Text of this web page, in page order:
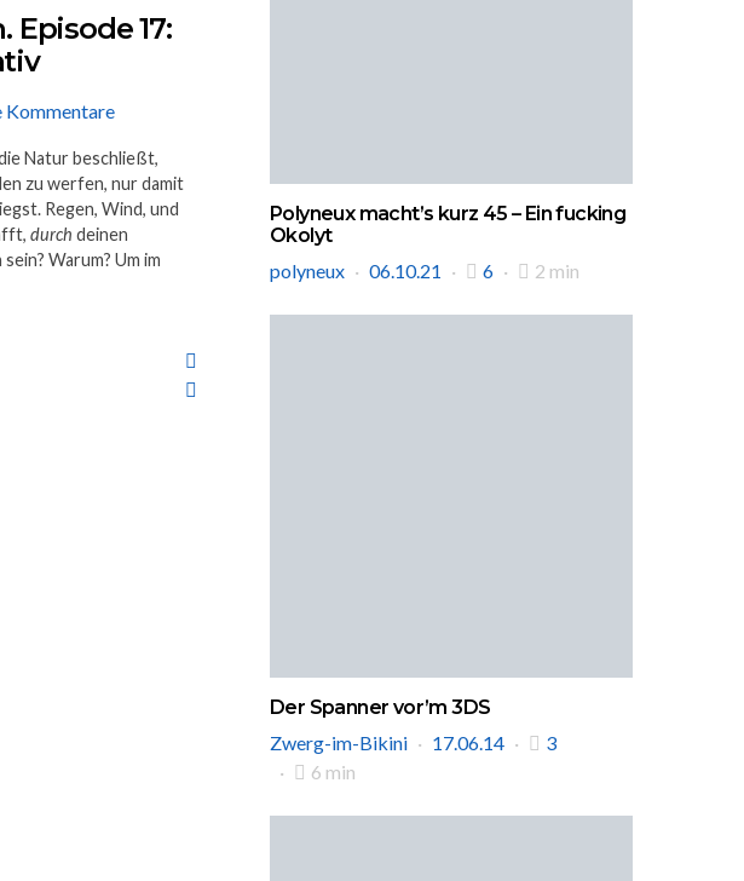
17:
Kommentare
Natur beschließt,
zu werfen, nur damit
Regen, Wind, und
durch deinen
Warum? Um im
Polyneux macht’s kurz 45 – Ein fucking
Okolyt
polyneux
06.10.21 6 2 min
Der Spanner vor’m 3DS
Zwerg-im-Bikini
17.06.14
3
6 min